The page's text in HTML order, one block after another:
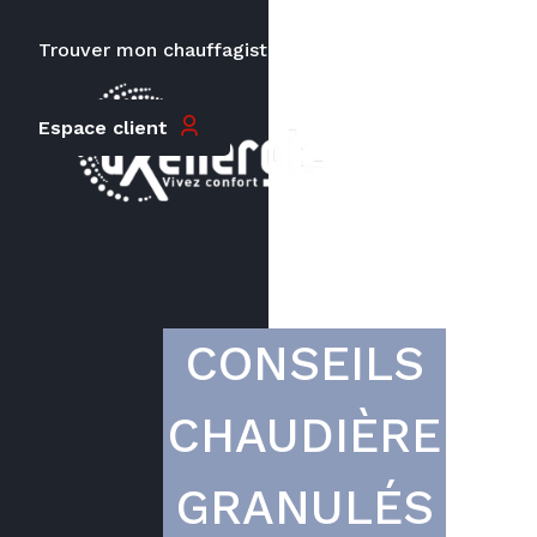
Trouver mon chauffagiste
Espace client
CONSEILS
CHAUDIÈRE
GRANULÉS